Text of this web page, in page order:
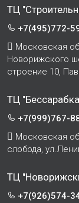
ТЦ
+7(495)772-
Московская
Новорижского
строение 10,
ТЦ
+7(999)767-
Московская
слобода,
ТЦ
+7(926)574-